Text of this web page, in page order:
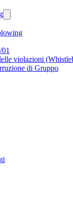
violazioni
di Gruppo